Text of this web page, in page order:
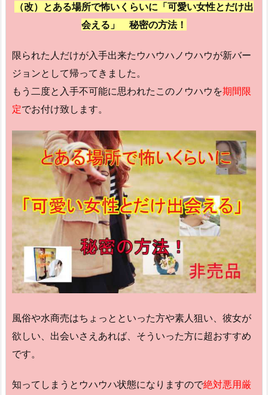
（改）とある場所で怖いくらいに「可愛い女性とだけ出
会える」 秘密の方法！
限られた人だけが入手出来たウハウハノウハウが新バー
ジョンとして帰ってきました。
もう二度と入手不可能に思われたこのノウハウを期間限
定でお付け致します。
風俗や水商売はちょっとといった方や素人狙い、彼女が
欲しい、出会いさえあれば、そういった方に超おすすめ
です。
知ってしまうとウハウハ状態になりますので絶対悪用厳